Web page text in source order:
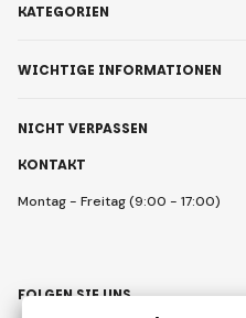
KONTAKT
Montag - Freitag (9:00 - 17:00)
KATEGORIEN
WICHTIGE INFORMATIONEN
NICHT VERPASSEN
FOLGEN SIE UNS